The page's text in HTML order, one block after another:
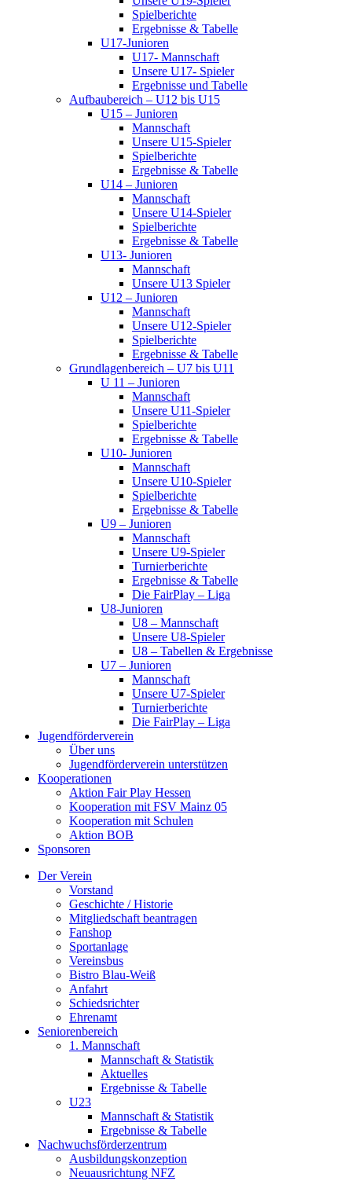
Spielberichte
Ergebnisse & Tabelle
U17-Junioren
U17- Mannschaft
Unsere U17- Spieler
Ergebnisse und Tabelle
Aufbaubereich – U12 bis U15
U15 – Junioren
Mannschaft
Unsere U15-Spieler
Spielberichte
Ergebnisse & Tabelle
U14 – Junioren
Mannschaft
Unsere U14-Spieler
Spielberichte
Ergebnisse & Tabelle
U13- Junioren
Mannschaft
Unsere U13 Spieler
U12 – Junioren
Mannschaft
Unsere U12-Spieler
Spielberichte
Ergebnisse & Tabelle
Grundlagenbereich – U7 bis U11
U 11 – Junioren
Mannschaft
Unsere U11-Spieler
Spielberichte
Ergebnisse & Tabelle
U10- Junioren
Mannschaft
Unsere U10-Spieler
Spielberichte
Ergebnisse & Tabelle
U9 – Junioren
Mannschaft
Unsere U9-Spieler
Turnierberichte
Ergebnisse & Tabelle
Die FairPlay – Liga
U8-Junioren
U8 – Mannschaft
Unsere U8-Spieler
U8 – Tabellen & Ergebnisse
U7 – Junioren
Mannschaft
Unsere U7-Spieler
Turnierberichte
Die FairPlay – Liga
Jugendförderverein
Über uns
Jugendförderverein unterstützen
Kooperationen
Aktion Fair Play Hessen
Kooperation mit FSV Mainz 05
Kooperation mit Schulen
Aktion BOB
Sponsoren
Der Verein
Vorstand
Geschichte / Historie
Mitgliedschaft beantragen
Fanshop
Sportanlage
Vereinsbus
Bistro Blau-Weiß
Anfahrt
Schiedsrichter
Ehrenamt
Seniorenbereich
1. Mannschaft
Mannschaft & Statistik
Aktuelles
Ergebnisse & Tabelle
U23
Mannschaft & Statistik
Ergebnisse & Tabelle
Nachwuchsförderzentrum
Ausbildungskonzeption
Neuausrichtung NFZ